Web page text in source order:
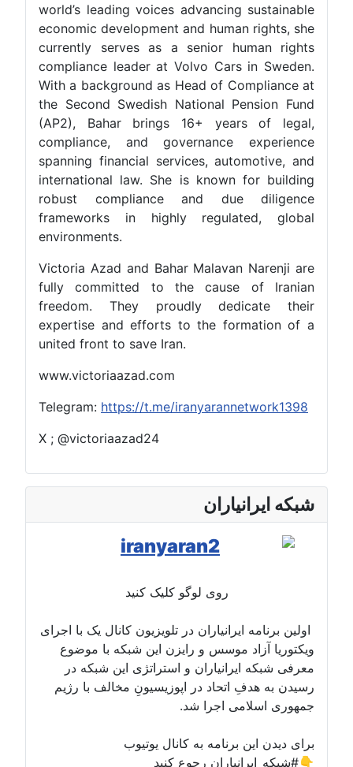
world’s leading voices advancing sustainable
economic development and human rights, she
currently serves as a senior human rights
compliance leader at Volvo Cars in Sweden.
With a background as Head of Compliance at
the Second Swedish National Pension Fund
(AP2), Bahar brings 16+ years of legal,
compliance, and governance experience
spanning financial services, automotive, and
international law. She is known for building
robust compliance and due diligence
frameworks in highly regulated, global
environments.
Victoria Azad and Bahar Malavan Narenji are
fully committed to the cause of Iranian
freedom. They proudly dedicate their
expertise and efforts to the formation of a
united front to save Iran.
www.victoriaazad.com
Telegram: https://t.me/iranyarannetwork1398
X ; @victoriaazad24
شبکه ایرانیاران
روی لوگو کلیک کنید
اولین برنامه ایرانیاران در تلویزیون کانال یک با اجرای
ویکتوریا آزاد موسس و رایزن این شبکه با موضوع
معرفی شبکه ایرانیاران و استراتژی این شبکه در
رسیدن به هدفِ اتحاد در اپوزیسیونِ مخالف با رژیم
جمهوری اسلامی اجرا شد.
برای دیدن این برنامه به کانال یوتیوب
#شبکه_ایرانیاران رجوع کنید👇